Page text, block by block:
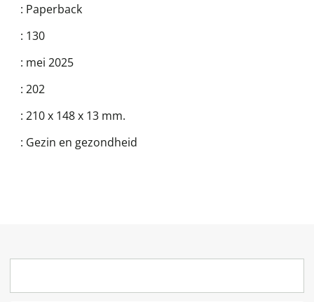
: Paperback
: 130
: mei 2025
: 202
: 210 x 148 x 13 mm.
: Gezin en gezondheid